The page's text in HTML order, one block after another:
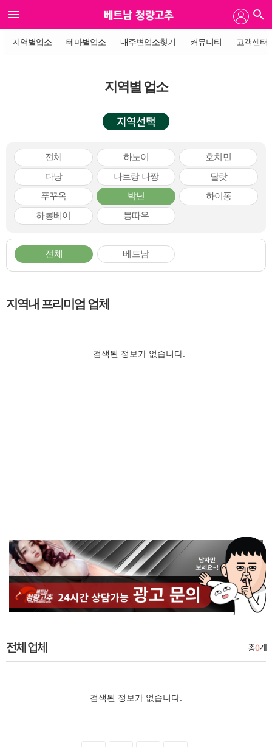
지역별업소 테마별업소 내주변업소찾기 커뮤니티 고객센터
지역별 업소
지역선택
전체 하노이
호치민
다낭
나트랑 나짱
달랏
푸꾸옥
박닌
하이퐁
하롱베이
붕따우
전체 베트남
지역내 프리미엄 업체
검색된 정보가 없습니다.
전체 업체 총0개
검색된 정보가 없습니다.